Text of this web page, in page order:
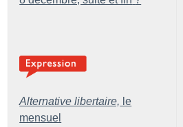
Alternative libertaire, le
mensuel